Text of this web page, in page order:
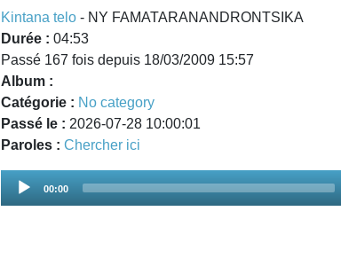
Kintana telo - NY FAMATARANANDRONTSIKA
Durée :04:53
Passé 167 fois depuis 18/03/2009 15:57
Album :
Catégorie : No category
Passé le : 2026-07-28 10:00:01
Paroles :Chercher ici
Audio
00:00